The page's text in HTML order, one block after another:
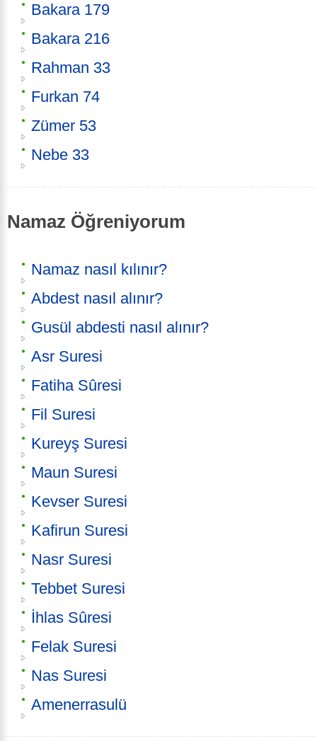
Bakara 179
Bakara 216
Rahman 33
Furkan 74
Zümer 53
Nebe 33
Namaz Öğreniyorum
Namaz nasıl kılınır?
Abdest nasıl alınır?
Gusül abdesti nasıl alınır?
Asr Suresi
Fatiha Sûresi
Fil Suresi
Kureyş Suresi
Maun Suresi
Kevser Suresi
Kafirun Suresi
Nasr Suresi
Tebbet Suresi
İhlas Sûresi
Felak Suresi
Nas Suresi
Amenerrasulü